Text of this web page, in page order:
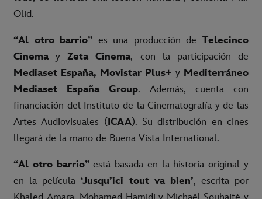
Olid.
“Al otro barrio” es una producción deTelecinco
Cinemay Zeta Cinema, con la participación de
Mediaset España, Movistar Plus+ yMediterráneo
Mediaset España Group. Además, cuenta con
financiación del Instituto de la Cinematografía y de las
Artes Audiovisuales (ICAA). Su distribución en cines
llegará de la mano de Buena Vista International.
“Al otro barrio”está basada en la historia original y
en la película‘Jusqu’ici tout va bien’, escrita por